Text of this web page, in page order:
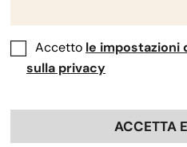
Se chiedete alla maggior
Accetto le impostazioni
sulla privacy
ACCETTA